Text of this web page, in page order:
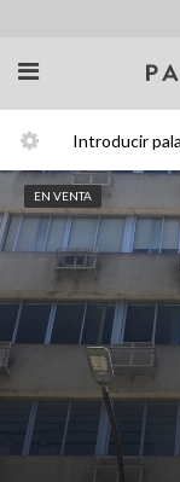
EN VENTA